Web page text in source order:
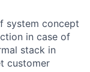
system concept
in case of
stack in
customer